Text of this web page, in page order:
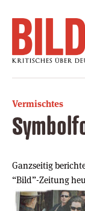
Vermischtes
Ganzseitig
“Bild”-Zeitung